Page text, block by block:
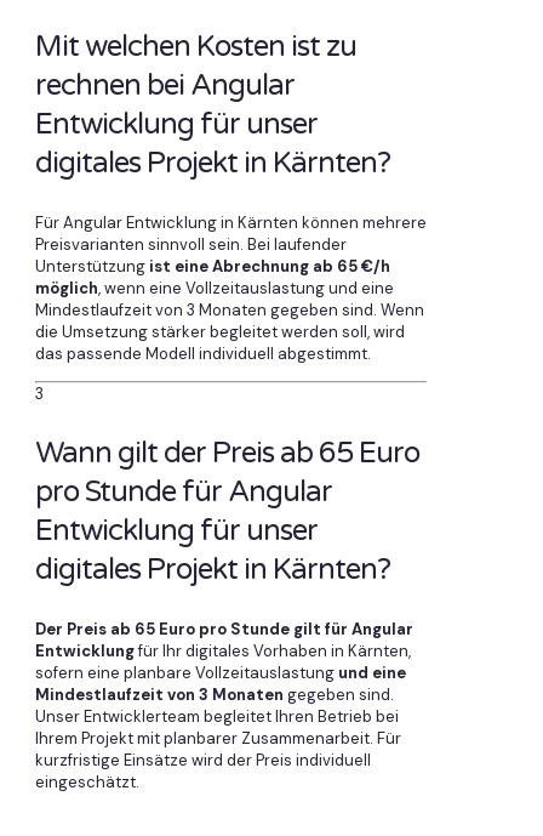
Mit welchen Kosten ist zu
rechnen bei Angular
Entwicklung für unser
digitales Projekt in Kärnten?
Für Angular Entwicklung in Kärnten können mehrere
Preisvarianten sinnvoll sein. Bei laufender
Unterstützung ist eine Abrechnung ab 65 €/h
möglich, wenn eine Vollzeitauslastung und eine
Mindestlaufzeit von 3 Monaten gegeben sind. Wenn
die Umsetzung stärker begleitet werden soll, wird
das passende Modell individuell abgestimmt.
3
Wann gilt der Preis ab 65 Euro
pro Stunde für Angular
Entwicklung für unser
digitales Projekt in Kärnten?
Der Preis ab 65 Euro pro Stunde gilt für Angular
Entwicklungfür Ihr digitales Vorhaben in Kärnten,
sofern eine planbare Vollzeitauslastung und eine
Mindestlaufzeit von 3 Monaten gegeben sind.
Unser Entwicklerteam begleitet Ihren Betrieb bei
Ihrem Projekt mit planbarer Zusammenarbeit. Für
kurzfristige Einsätze wird der Preis individuell
eingeschätzt.